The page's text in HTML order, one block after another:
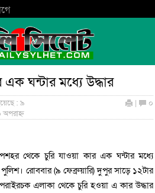
ঘন্টার মধ্যে উদ্ধার
: ৯
| ০
থেকে চুরি যাওয়া কার এক ঘন্টার মধ্যে
রোববার (৯ ফেব্রুয়ারি) দুপুর সাড়ে ১২টার
এলাকা থেকে চুরি হওয়া এ কার উদ্ধার